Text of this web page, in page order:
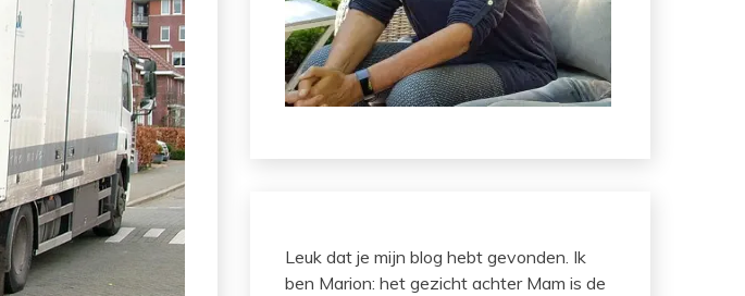
Leuk dat je mijn blog hebt gevonden. Ik
ben Marion: het gezicht achter Mam is de